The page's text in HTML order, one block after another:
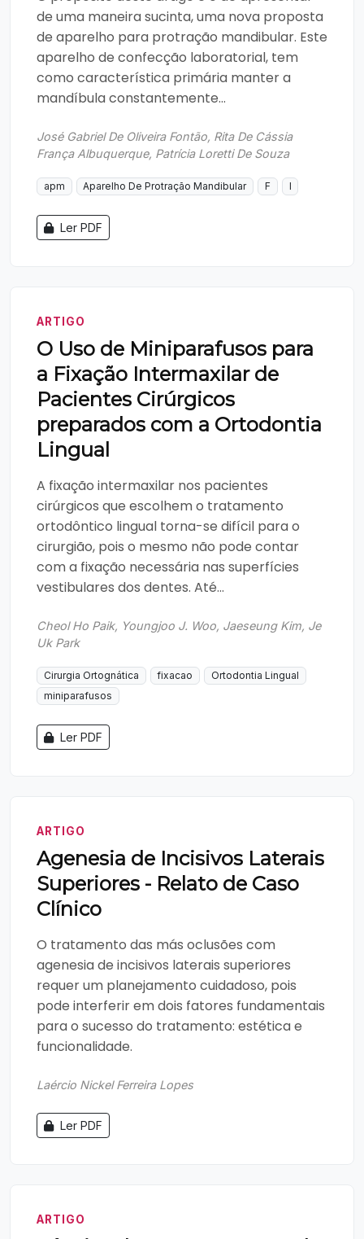
de uma maneira sucinta, uma nova proposta
de aparelho para protração mandibular. Este
aparelho de confecção laboratorial, tem
como característica primária manter a
mandíbula constantemente...
José Gabriel De Oliveira Fontão, Rita De Cássia
França Albuquerque, Patrícia Loretti De Souza
apm Aparelho De Protração Mandibular F l
Ler PDF
ARTIGO
O Uso de Miniparafusos para
a Fixação Intermaxilar de
Pacientes Cirúrgicos
preparados com a Ortodontia
Lingual
A fixação intermaxilar nos pacientes
cirúrgicos que escolhem o tratamento
ortodôntico lingual torna-se difícil para o
cirurgião, pois o mesmo não pode contar
com a fixação necessária nas superfícies
vestibulares dos dentes. Até...
Cheol Ho Paik, Youngjoo J. Woo, Jaeseung Kim, Je
Uk Park
Cirurgia Ortognática fixacao
Ortodontia Lingual
miniparafusos
Ler PDF
ARTIGO
Agenesia de Incisivos Laterais
Superiores - Relato de Caso
Clínico
O tratamento das más oclusões com
agenesia de incisivos laterais superiores
requer um planejamento cuidadoso, pois
pode interferir em dois fatores fundamentais
para o sucesso do tratamento: estética e
funcionalidade.
Laércio Nickel Ferreira Lopes
Ler PDF
ARTIGO